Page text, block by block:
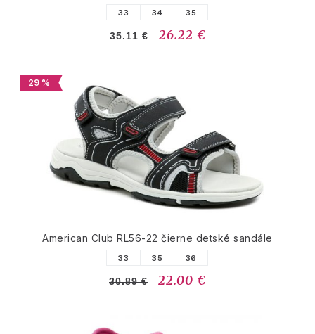
33 34 35
35.11 € 26.22 €
29 %
American Club RL56-22 čierne detské sandále
33 35 36
30.89 € 22.00 €